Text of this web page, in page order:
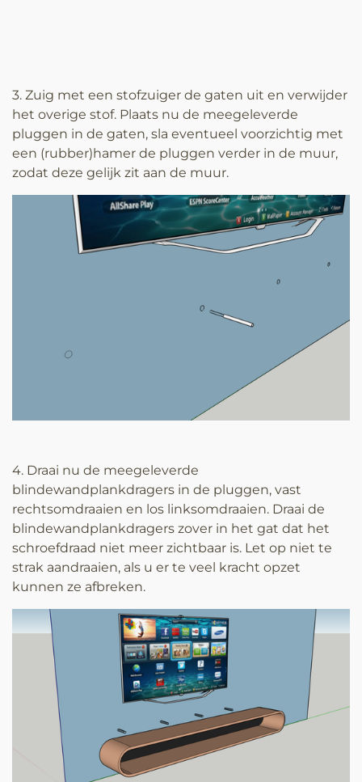
3. Zuig met een stofzuiger de gaten uit en verwijder
het overige stof. Plaats nu de meegeleverde
pluggen in de gaten, sla eventueel voorzichtig met
een (rubber)hamer de pluggen verder in de muur,
zodat deze gelijk zit aan de muur.
4. Draai nu de meegeleverde
blindewandplankdragers in de pluggen, vast
rechtsomdraaien en los linksomdraaien. Draai de
blindewandplankdragers zover in het gat dat het
schroefdraad niet meer zichtbaar is. Let op niet te
strak aandraaien, als u er te veel kracht opzet
kunnen ze afbreken.